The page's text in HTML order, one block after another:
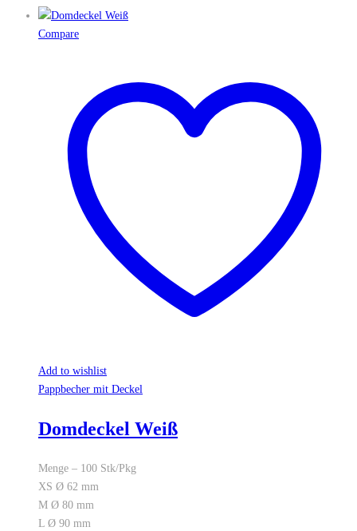
Compare
Add to wishlist
Pappbecher mit Deckel
Domdeckel Weiß
Menge – 100 Stk/Pkg
XS Ø 62 mm
M Ø 80 mm
L Ø 90 mm